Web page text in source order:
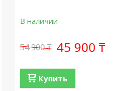
В наличии
54 900 ₸ 45 900 ₸
Купить